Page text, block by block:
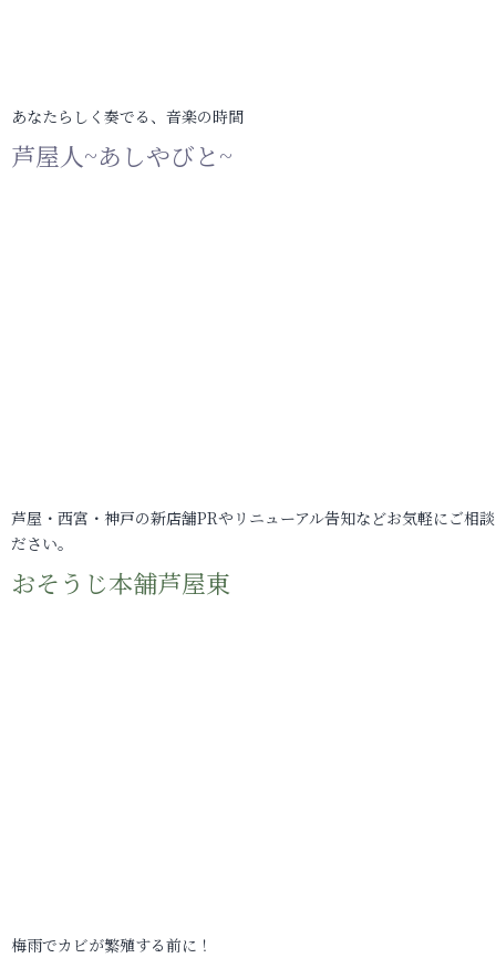
あなたらしく奏でる、音楽の時間
芦屋人~あしやびと~
芦屋・西宮・神戸の新店舗PRやリニューアル告知などお気軽にご相
ださい。
おそうじ本舗芦屋東
梅雨でカビが繁殖する前に！